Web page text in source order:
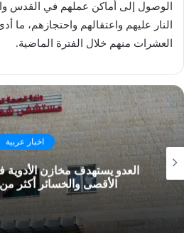
الوصول إلى أماكن عملهم في القدس
النار عليهم واعتقالهم واحتجازهم، ما
العشرات منهم خلال الفترة الماضية.
اخبار عربية
العدو يستهدف مخازن
الأقصى والخسائر أكثر